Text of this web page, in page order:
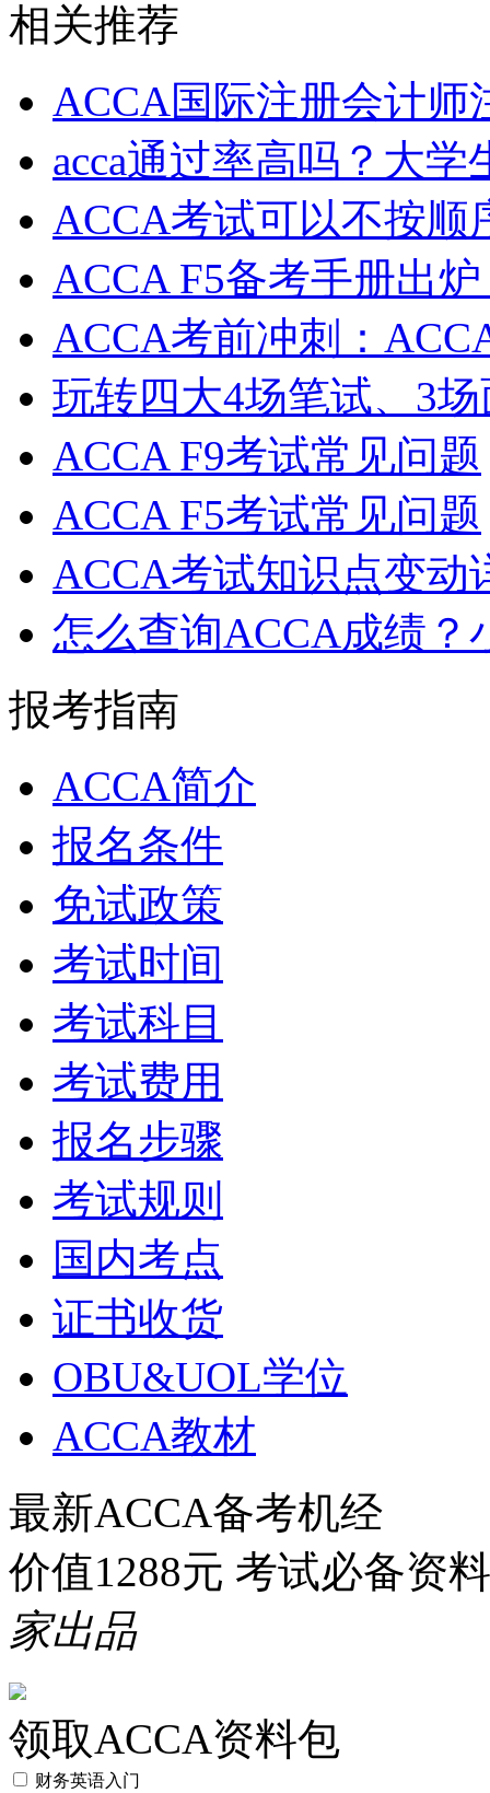
相关推荐
ACCA国际注册会计师
acca通过率高吗？大学
ACCA考试可以不按顺
ACCA F5备考手册出
ACCA考前冲刺：
玩转四大4场笔试、3
ACCA F9考试常见问题
ACCA F5考试常见问题
ACCA考试知识点变动
怎么查询ACCA成绩？
报考指南
ACCA简介
报名条件
免试政策
考试时间
考试科目
考试费用
报名步骤
考试规则
国内考点
证书收货
OBU&UOL学位
ACCA教材
最新ACCA备考机经
价值1288元 考试必备资料
家出品
领取ACCA资料包
财务英语入门